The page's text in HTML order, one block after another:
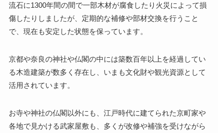
流石に1300年間の間で一部木材が腐食したり火災によって損
傷したりしましたが、定期的な補修や部材交換を行うこと
で、現在も安定した状態を保っています。
京都や奈良の神社や仏閣の中には築数百年以上を経過してい
る木造建築が数多く存在し、いまも文化財や観光資源として
活用されています。
お寺や神社の仏閣以外にも、江戸時代に建てられた京町家や
各地で見かける武家屋敷も、多くが改修や補強を受けながら